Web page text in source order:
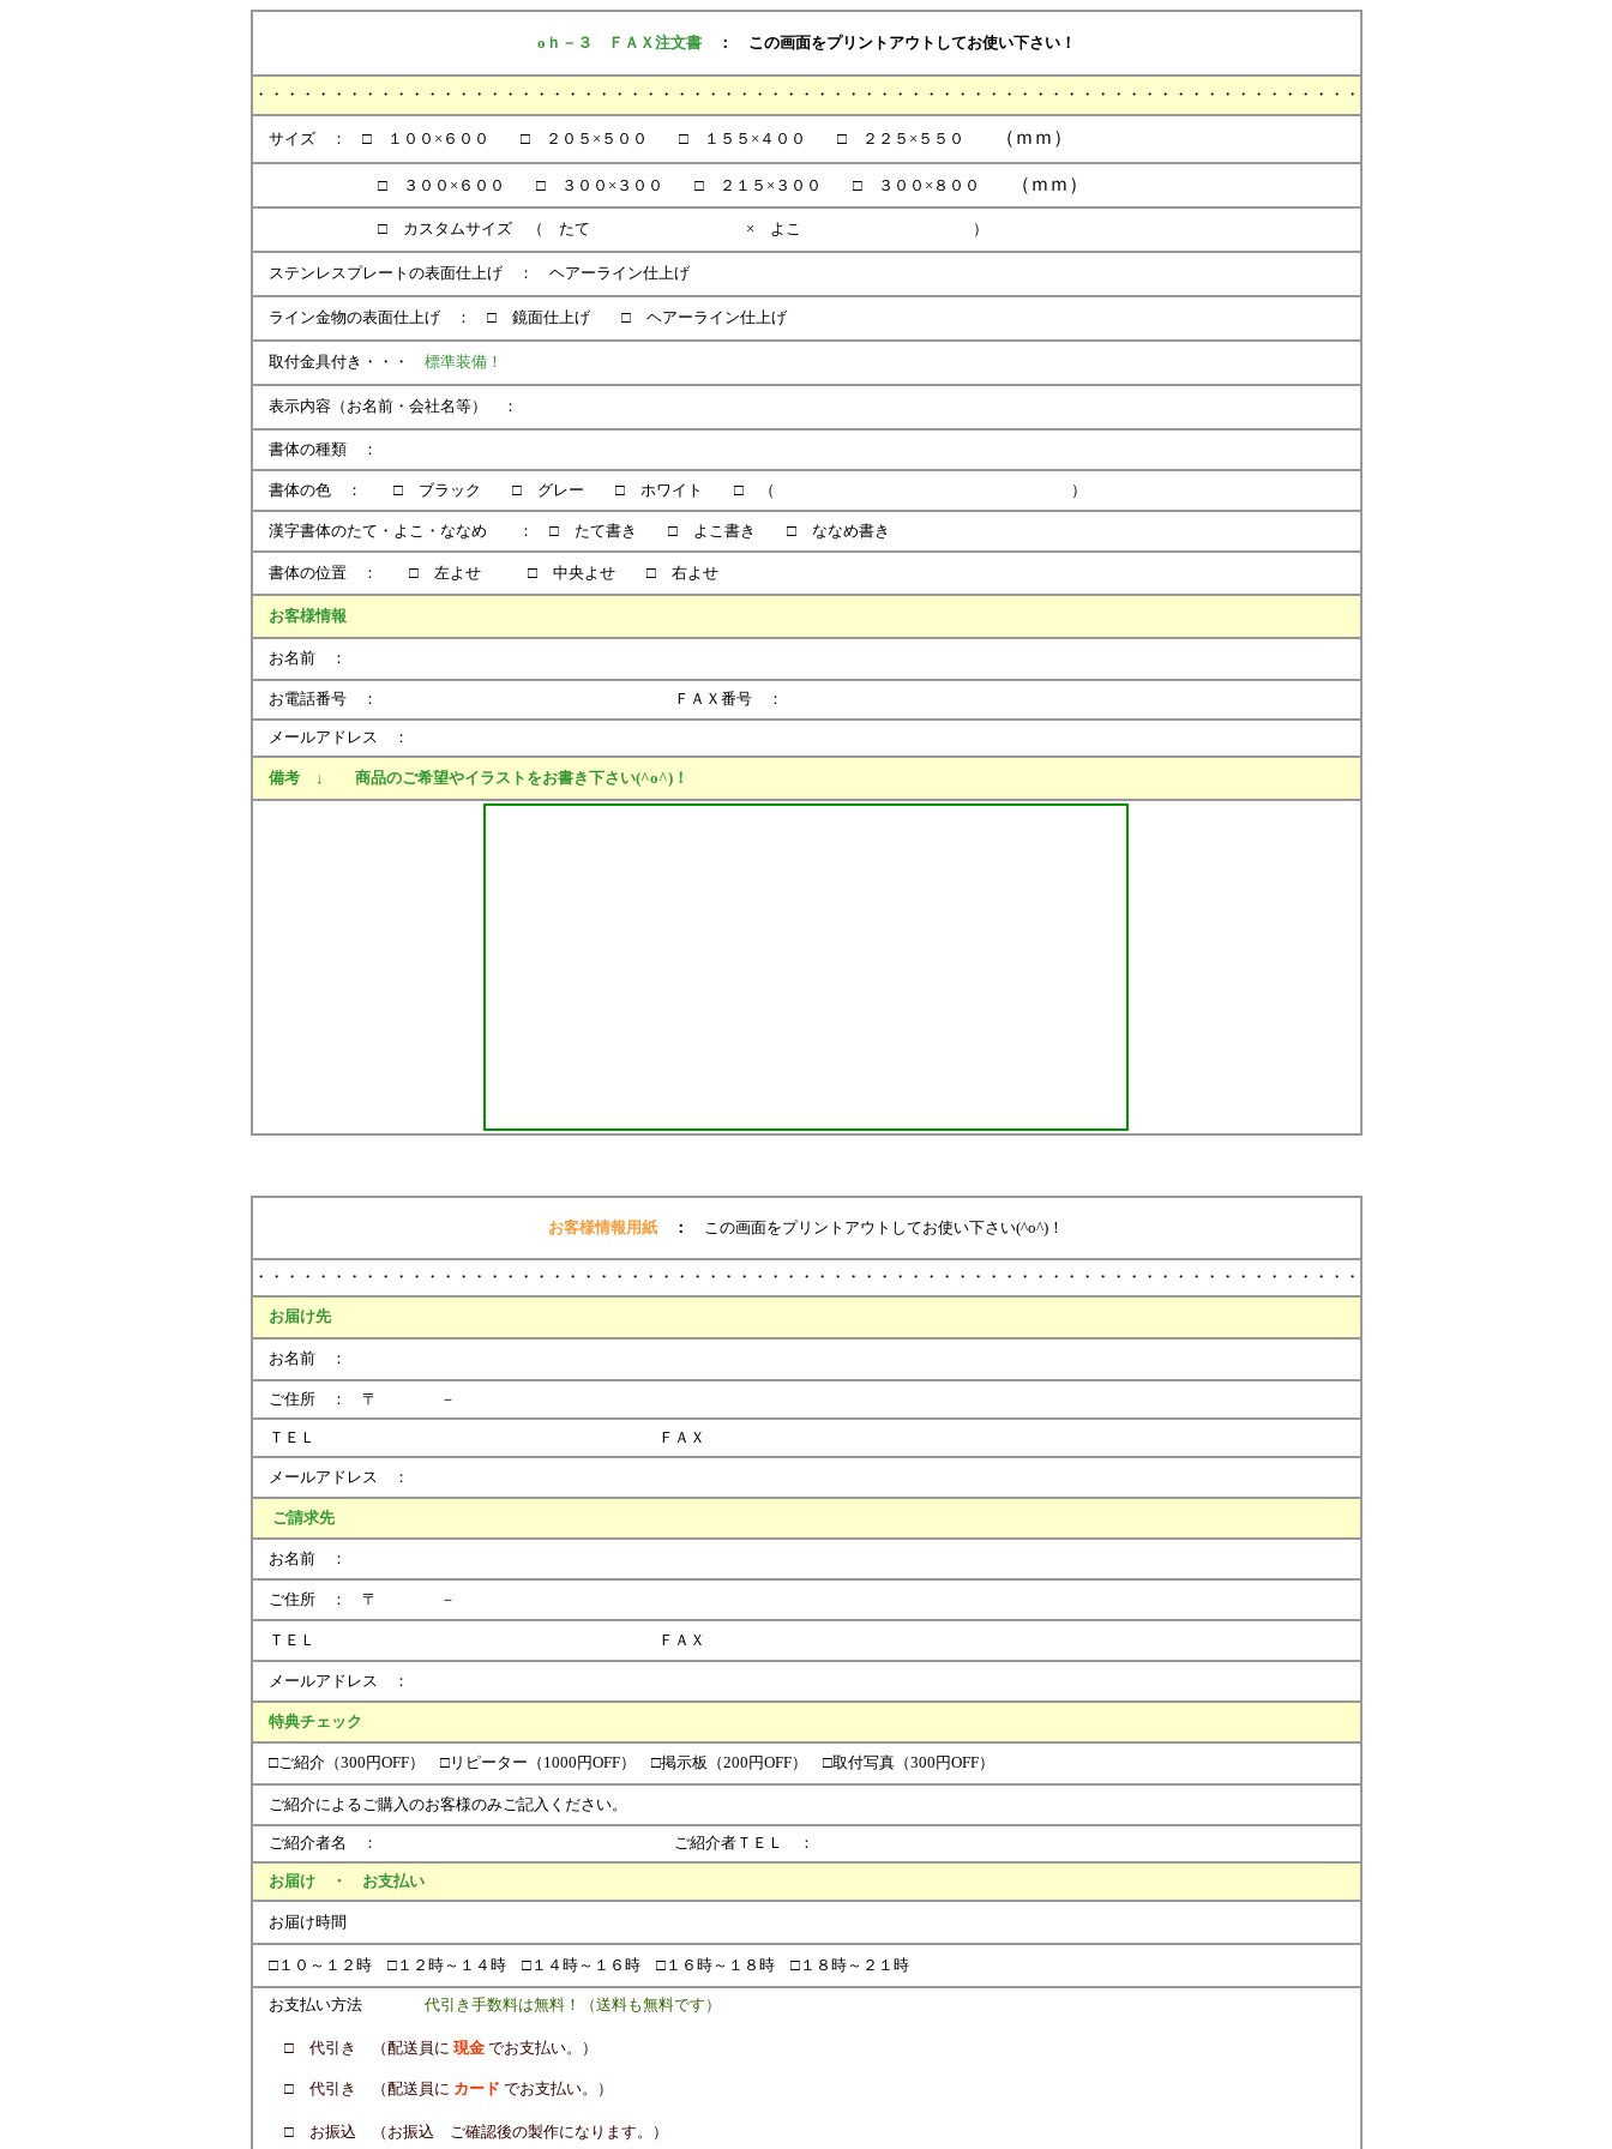
oｈ－３ ＦＡＸ注文書： この画面をプリントアウトしてお使い下さい！
・・・・・・・・・・・・・・・・・・・・・・・・・・・・・・・・・・・・・・・・・・・・・・・・・・・・・・・・・・・・・・・・・・・・・・・
サイズ ： □ １００×６００ □ ２０５×５００ □ １５５×４００ □ ２２５×５５０ （ｍｍ）
□ ３００×６００ □ ３００×３００ □ ２１５×３００ □ ３００×８００ （ｍｍ）
□ カスタムサイズ （ たて × よこ ）
ステンレスプレートの表面仕上げ ： ヘアーライン仕上げ
ライン金物の表面仕上げ ： □ 鏡面仕上げ □ ヘアーライン仕上げ
取付金具付き・・・ 標準装備！
表示内容（お名前・会社名等） ：
書体の種類 ：
書体の色 ： □ ブラック □ グレー □ ホワイト □ （ ）
漢字書体のたて・よこ・ななめ ： □ たて書き □ よこ書き □ ななめ書き
書体の位置 ： □ 左よせ □ 中央よせ □ 右よせ
お客様情報
お名前 ：
お電話番号 ： ＦＡＸ番号 ：
メールアドレス ：
備考 ↓ 商品のご希望やイラストをお書き下さい(^o^)！
お客様情報用紙 ： この画面をプリントアウトしてお使い下さい(^o^)！
・・・・・・・・・・・・・・・・・・・・・・・・・・・・・・・・・・・・・・・・・・・・・・・・・・・・・・・・・・・・・・・・・・・・・・・
お届け先
お名前 ：
ご住所 ： 〒 －
ＴＥＬ ＦＡＸ
メールアドレス ：
ご請求先
お名前 ：
ご住所 ： 〒 －
ＴＥＬ ＦＡＸ
メールアドレス ：
特典チェック
□ご紹介（300円OFF） □リピーター（1000円OFF） □掲示板（200円OFF） □取付写真（300円OFF）
ご紹介によるご購入のお客様のみご記入ください。
ご紹介者名 ： ご紹介者ＴＥＬ ：
お届け ・ お支払い
お届け時間
□１０～１２時 □１２時～１４時 □１４時～１６時 □１６時～１８時 □１８時～２１時
お支払い方法 代引き手数料は無料！（送料も無料です）
□ 代引き （配送員に 現金 でお支払い。）
□ 代引き （配送員に カード でお支払い。）
□ お振込 （お振込 ご確認後の製作になります。）